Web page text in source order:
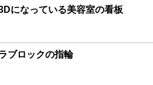
になっている美容室の看板
ブロックの指輪